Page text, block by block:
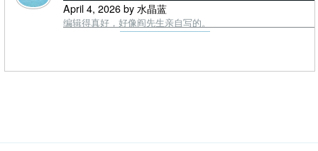
April 4, 2026 by 水晶蓝
编辑得真好，好像阎先生亲自写的。